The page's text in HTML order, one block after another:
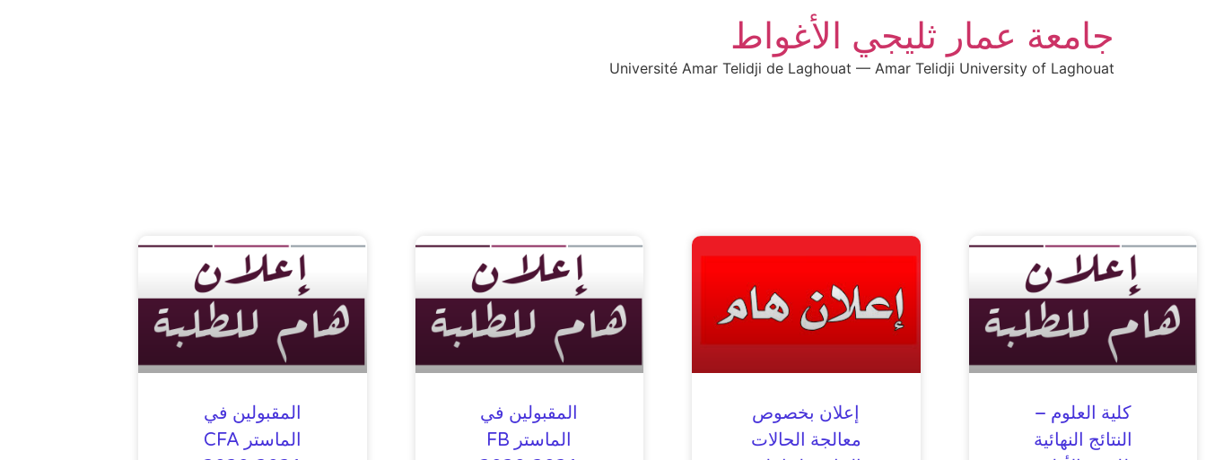
جامعة عمار ثليجي الأغواط
Université Amar Telidji de Laghouat — Amar Telidji University of Laghouat
كلية العلوم –
النتائج النهائية
إعلان بخصوص
معالجة الحالات
المقبولين في
الماستر FB
المقبولين في
الماستر CFA